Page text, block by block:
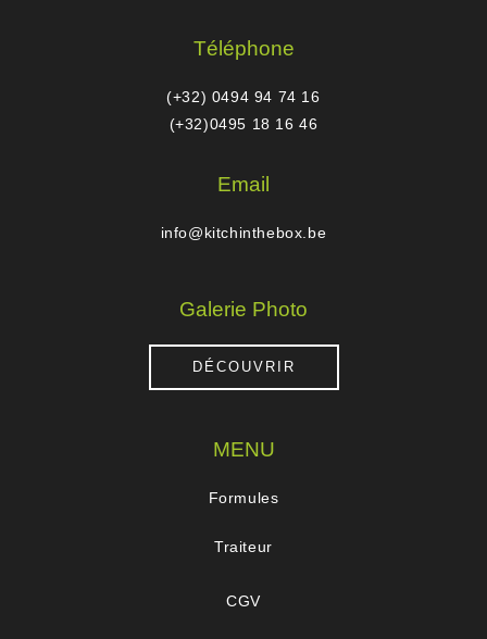
Téléphone
(+32) 0494 94 74 16
(+32)0495 18 16 46
Email
info@kitchinthebox.be
Galerie Photo
DÉCOUVRIR
MENU
Formules
Traiteur
CGV